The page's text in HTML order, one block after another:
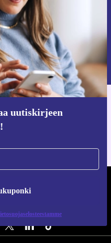
uutiskirjeen
tietosuojaselosteestamme.